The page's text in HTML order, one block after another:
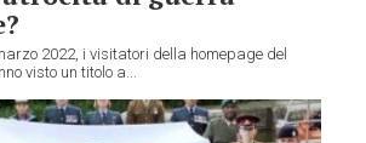
2022, i visitatori della homepage del
visto un titolo a...